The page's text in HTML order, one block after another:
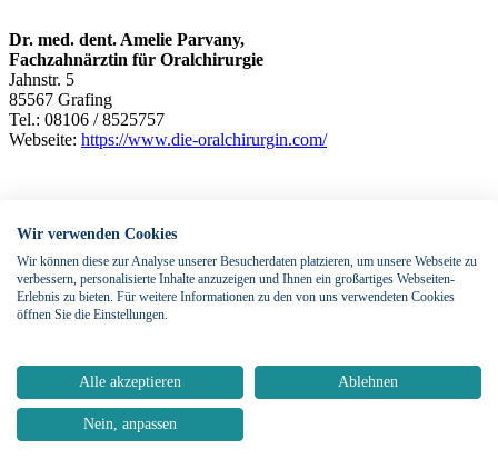
Dr. med. dent. Amelie Parvany,
Fachzahnärztin für Oralchirurgie
Jahnstr. 5
85567 Grafing
Tel.: 08106 / 8525757
Webseite: https://www.die-oralchirurgin.com/
Marienplatz 4
85560 Ebersberg
Tel: 08092 / 8688 00
Fax: 08092 / 8688 01
Web:www.oralchirurgie-ebersberg.de
Stephan Molitor
Facharzt für Allgemeinmedizin / Chirurgie
Hans-Eham-Platz 1
Wir verwenden Cookies
Wir können diese zur Analyse unserer Besucherdaten platzieren, um unsere Webseite zu
verbessern, personalisierte Inhalte anzuzeigen und Ihnen ein großartiges Webseiten-
Erlebnis zu bieten. Für weitere Informationen zu den von uns verwendeten Cookies
öffnen Sie die Einstellungen.
Alle akzeptieren Ablehnen
Nein, anpassen